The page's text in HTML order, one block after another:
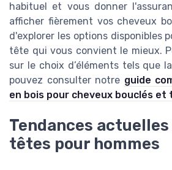
habituel et vous donner
afficher fièrement vos cheveux
d'explorer les options disponibles
tête qui vous convient le mieux.
sur le choix d’éléments tels que
pouvez consulter notre guide
en bois pour cheveux bouclés
Tendances
têtes pour hommes